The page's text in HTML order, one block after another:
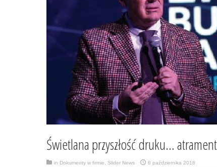
Świetlana przyszłość druku…
in Dokumenty w firmie Slider News 8 października 2018